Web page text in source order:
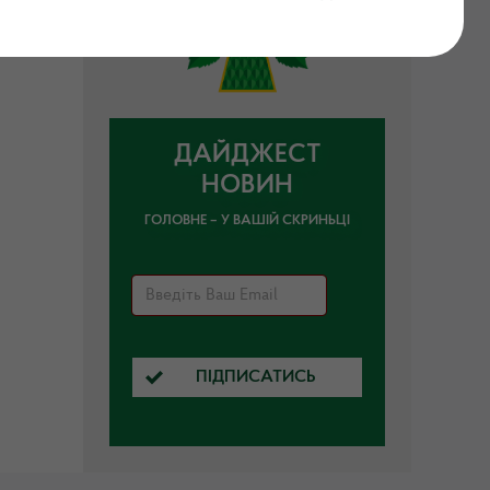
ДАЙДЖЕСТ
НОВИН
ГОЛОВНЕ – У ВАШІЙ СКРИНЬЦІ
ПІДПИСАТИСЬ